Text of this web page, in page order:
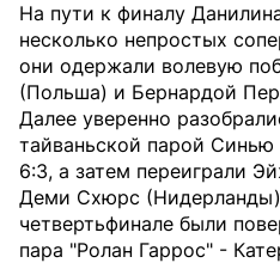
На пути к финалу
несколько непростых
они одержали волевую
(Польша) и Бернардой
Далее уверенно
тайваньской парой
6:3, а затем переиграли
Деми Схюрс
четвертьфинале были
пара "Ролан Гаррос" -